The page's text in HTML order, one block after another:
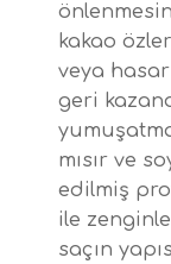
kakao
veya
geri
mısır ve
edilmiş
ile
saçın